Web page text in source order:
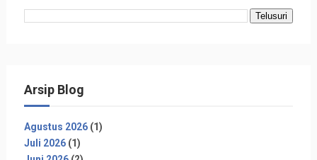
Arsip Blog
Agustus 2026(1)
Juli 2026(1)